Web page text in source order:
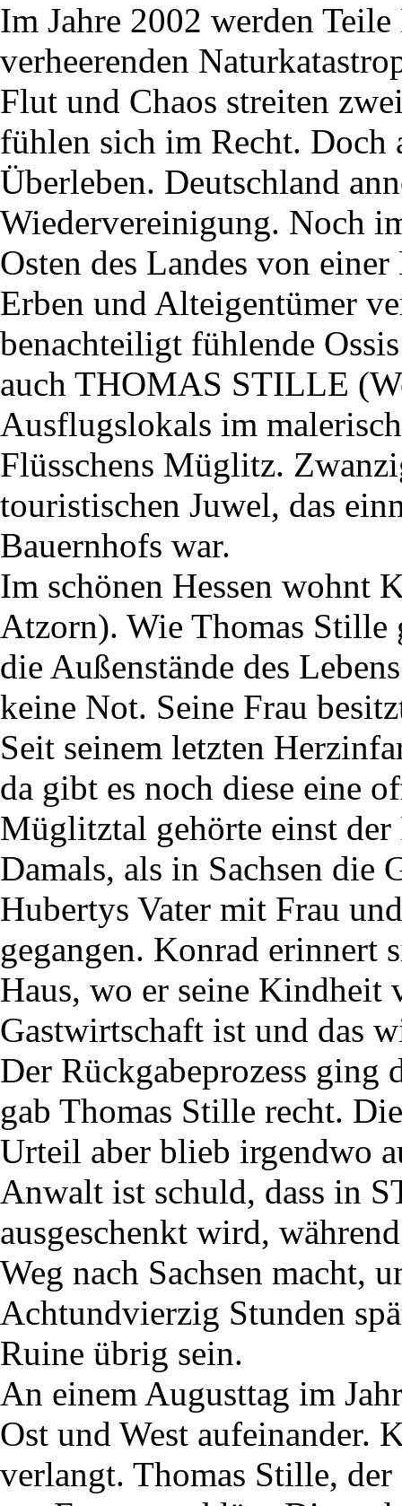
Im Jahre 2002 werden
verheerenden
Flut und Chaos streiten
fühlen sich im Recht. Doch
Überleben. Deutschland
Wiedervereinigung. Noch
Osten des Landes von
Erben und Alteigentümer
benachteiligt fühlende
auch THOMAS STILLE
Ausflugslokals im
Flüsschens Müglitz.
touristischen Juwel, das
Bauernhofs war.
Im schönen Hessen wohnt
Atzorn). Wie Thomas Stille
die Außenstände des
keine Not. Seine Frau
Seit seinem letzten
da gibt es noch diese eine
Müglitztal gehörte einst
Damals, als in Sachsen die
Hubertys Vater mit Frau
gegangen. Konrad erinnert
Haus, wo er seine Kindheit
Gastwirtschaft ist und das
Der Rückgabeprozess ging
gab Thomas Stille recht.
Urteil aber blieb irgendwo
Anwalt ist schuld, dass in
ausgeschenkt wird,
Weg nach Sachsen macht,
Achtundvierzig Stunden
Ruine übrig sein.
An einem Augusttag im
Ost und West aufeinander.
verlangt. Thomas Stille,